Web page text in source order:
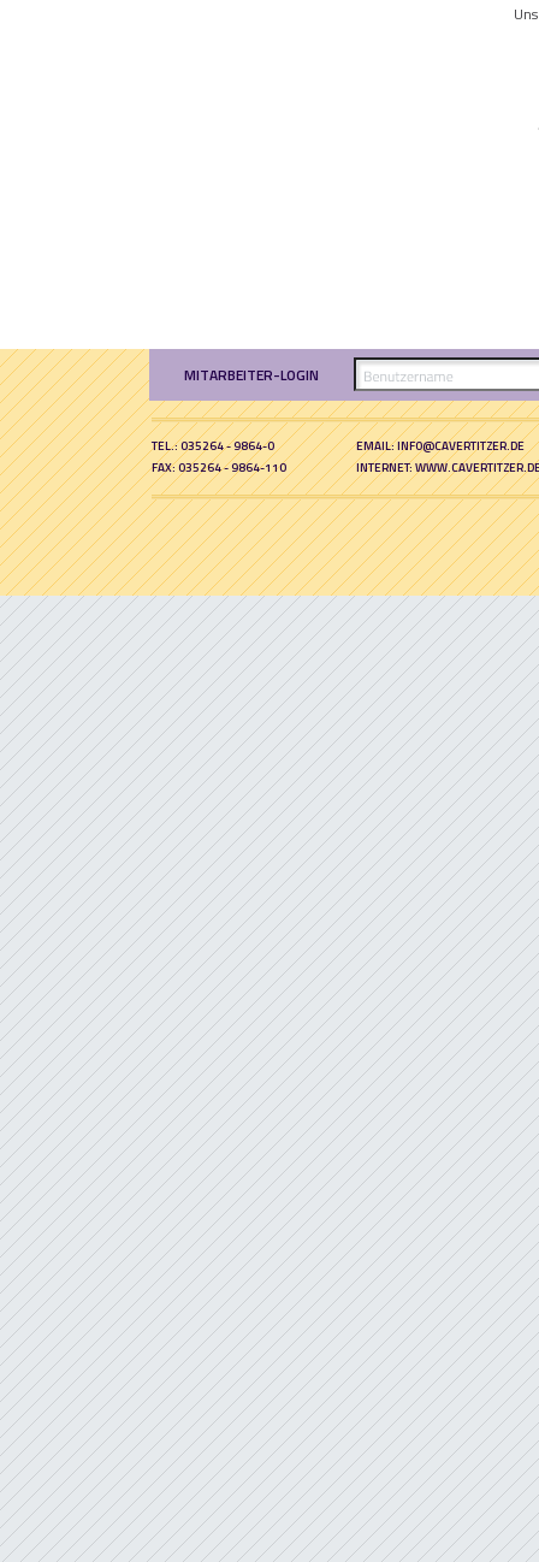
MITARBEITER-LOGIN
TEL.: 035264 - 9864-0
EMAIL: INFO@CAVERTITZER.DE
FAX: 035264 - 9864-110
INTERNET: